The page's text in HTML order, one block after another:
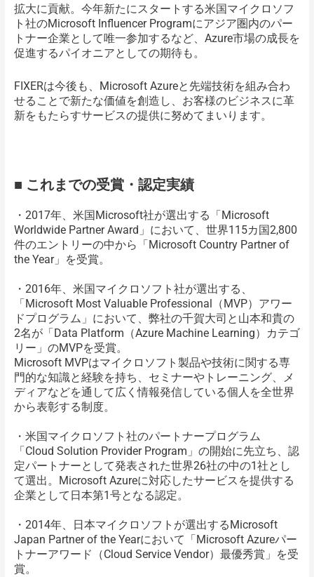
拡大に貢献。今年新たにスタートする米国マイクロソフ
ト社のMicrosoft Influencer Programにアジア圏内のパー
トナー企業として唯一参加するなど、Azure市場の成長を
促進するパイオニアとしての期待も。
FIXERは今後も、Microsoft Azureと先端技術を組み合わ
せることで新たな価値を創造し、お客様のビジネスに革
新をもたらすサービスの提供に努めてまいります。
■ これまでの受賞・認定実績
・2017年、米国Microsoft社が選出する「Microsoft
Worldwide Partner Award」において、世界115カ国2,800
件のエントリーの中から「Microsoft Country Partner of
the Year」を受賞。
・2016年、米国マイクロソフト社が選出する、
「Microsoft Most Valuable Professional（MVP）アワー
ドプログラム」において、弊社の千賀大司と山本和貴の
2名が「Data Platform（Azure Machine Learning）カテゴ
リー」のMVPを受賞。
Microsoft MVPはマイクロソフト製品や技術に関する専
門的な知識と経験を持ち、セミナーやトレーニング、メ
ディアなどを通して広く情報発信している個人を全世界
から表彰する制度。
・米国マイクロソフト社のパートナープログラム
「Cloud Solution Provider Program」の開始に先立ち、認
定パートナーとして発表された世界26社の中の1社とし
て選出。Microsoft Azureに対応したサービスを提供する
企業として日本第1号となる認定。
・2014年、日本マイクロソフトが選出するMicrosoft
Japan Partner of the Yearにおいて「Microsoft Azureパー
トナーアワード（Cloud Service Vendor）最優秀賞」を受
賞。